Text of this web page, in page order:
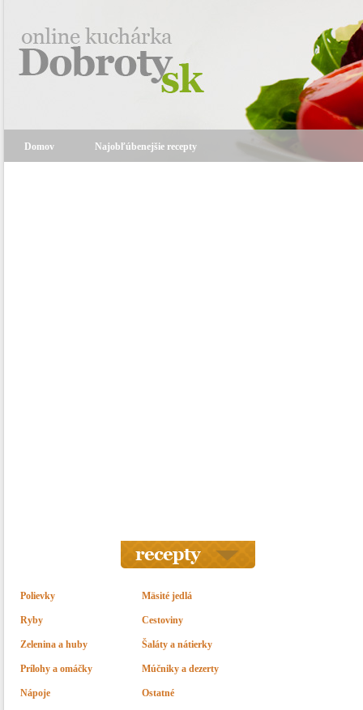
Domov Najobľúbenejšie recepty
Polievky Mäsité jedlá
Ryby Cestoviny
Zelenina a huby Šaláty a nátierky
Prílohy a omáčky Múčniky a dezerty
Nápoje Ostatné